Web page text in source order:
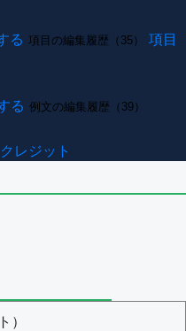
る 項目の編集履歴（35）
項目
る 例文の編集履歴（39）
クレジット
）